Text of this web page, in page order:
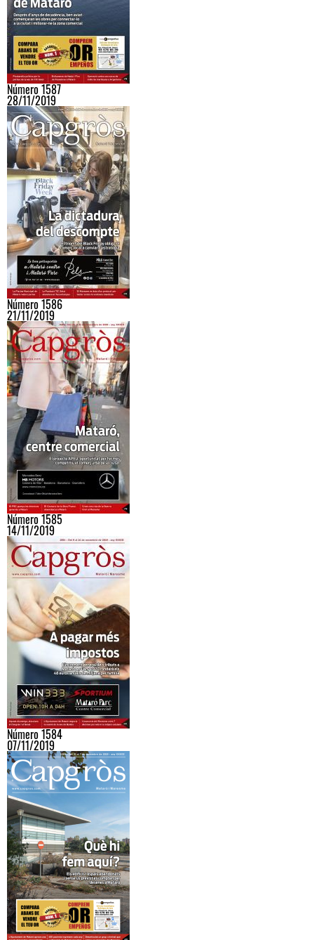
Número 1587
28/11/2019
Número 1586
21/11/2019
Número 1585
14/11/2019
Número 1584
07/11/2019